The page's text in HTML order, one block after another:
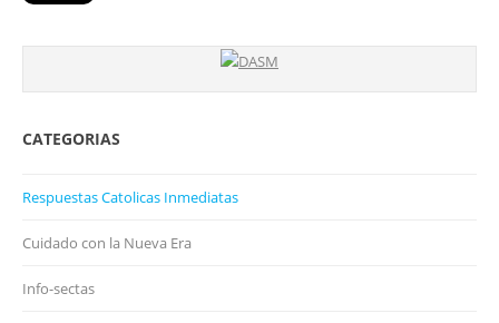
CATEGORIAS
Respuestas Catolicas Inmediatas
Cuidado con la Nueva Era
Info-sectas